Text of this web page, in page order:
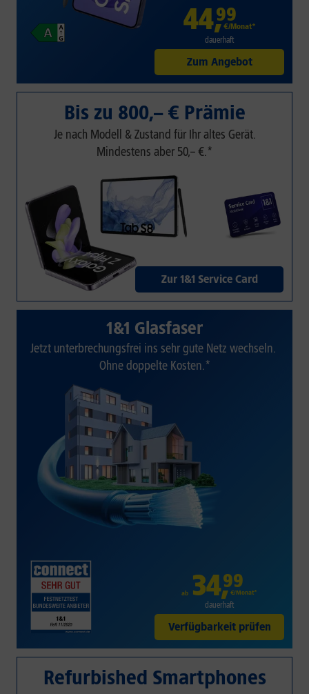
44,99
€/Monat*
dauerhaft
Zum Angebot
Bis zu 800,– € Prämie
Je nach Modell & Zustand für Ihr altes Gerät.
Mindestens aber 50,– €.*
Zur 1&1 Service Card
1&1 Glasfaser
Jetzt unterbrechungsfrei ins sehr gute Netz wechseln.
Ohne doppelte Kosten.*
ab 34,99
€/Monat*
dauerhaft
Verfügbarkeit prüfen
Refurbished Smartphones